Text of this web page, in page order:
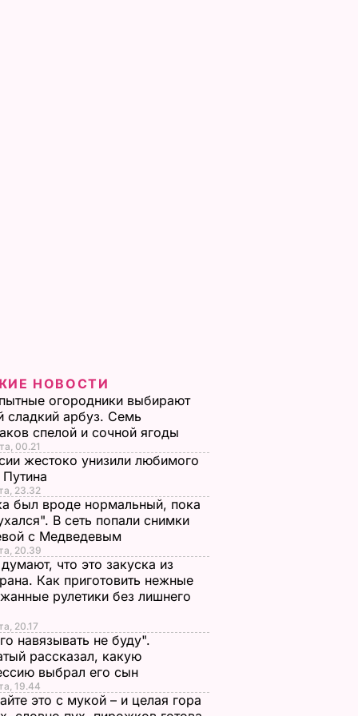
НОВОСТИ
огородники выбирают
сладкий арбуз. Семь
спелой и сочной ягоды
00.21
жестоко унизили любимого
Путина
23.32
был вроде нормальный, пока
В сеть попали снимки
с Медведевым
20.39
думают, что это закуска из
Как приготовить нежные
рулетики без лишнего
20.17
навязывать не буду".
рассказал, какую
выбрал его сын
19.44
это с мукой – и целая гора